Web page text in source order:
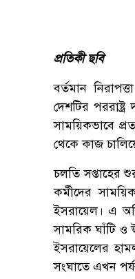
প্রতিকী ছবি
বর্তমান
দেশটির
সাময়িকভাবে
থেকে কাজ
চলতি সপ্তাহের
কর্মীদের
ইসরায়েল। এ
সামরিক ঘাঁটি ও
ইসরায়েলের
সংঘাতে এখন